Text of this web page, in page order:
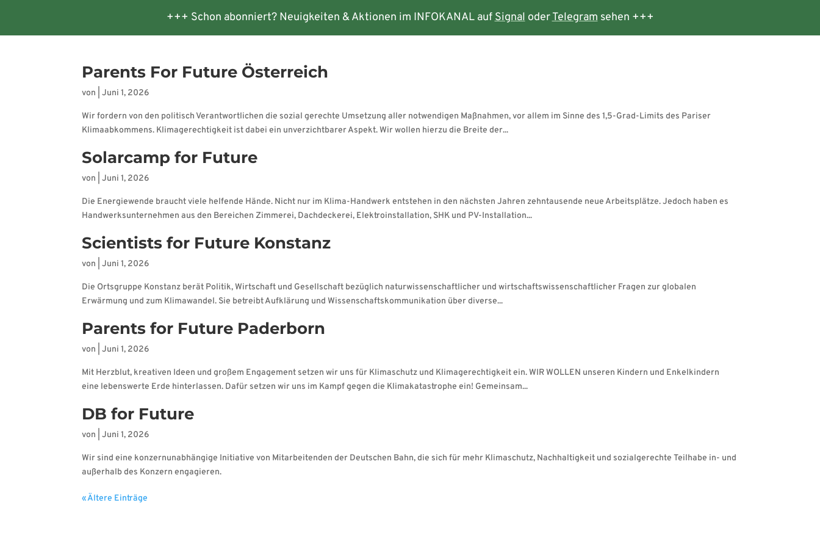
+++ Schon abonniert? Neuigkeiten & Aktionen im INFOKANAL aufSignaloderTelegramsehen +++
Parents For Future Österreich
von |Juni 1, 2026
Wir fordern von den politisch Verantwortlichen die sozial gerechte Umsetzung aller notwendigen Maßnahmen, vor allem im Sinne des 1,5-Grad-Limits des Pariser
Klimaabkommens. Klimagerechtigkeit ist dabei ein unverzichtbarer Aspekt. Wir wollen hierzu die Breite der...
Solarcamp for Future
von |Juni 1, 2026
Die Energiewende braucht viele helfende Hände. Nicht nur im Klima-Handwerk entstehen in den nächsten Jahren zehntausende neue Arbeitsplätze. Jedoch haben es
Handwerksunternehmen aus den Bereichen Zimmerei, Dachdeckerei, Elektroinstallation, SHK und PV-Installation...
Scientists for Future Konstanz
von |Juni 1, 2026
Die Ortsgruppe Konstanz berät Politik, Wirtschaft und Gesellschaft bezüglich naturwissenschaftlicher und wirtschaftswissenschaftlicher Fragen zur globalen
Erwärmung und zum Klimawandel. Sie betreibt Aufklärung und Wissenschaftskommunikation über diverse...
Parents for Future Paderborn
von |Juni 1, 2026
Mit Herzblut, kreativen Ideen und großem Engagement setzen wir uns für Klimaschutz und Klimagerechtigkeit ein. WIR WOLLEN unseren Kindern und Enkelkindern
eine lebenswerte Erde hinterlassen. Dafür setzen wir uns im Kampf gegen die Klimakatastrophe ein! Gemeinsam...
DB for Future
von |Juni 1, 2026
Wir sind eine konzernunabhängige Initiative von Mitarbeitenden der Deutschen Bahn, die sich für mehr Klimaschutz, Nachhaltigkeit und sozialgerechte Teilhabe in- und
außerhalb des Konzern engagieren.
« Ältere Einträge